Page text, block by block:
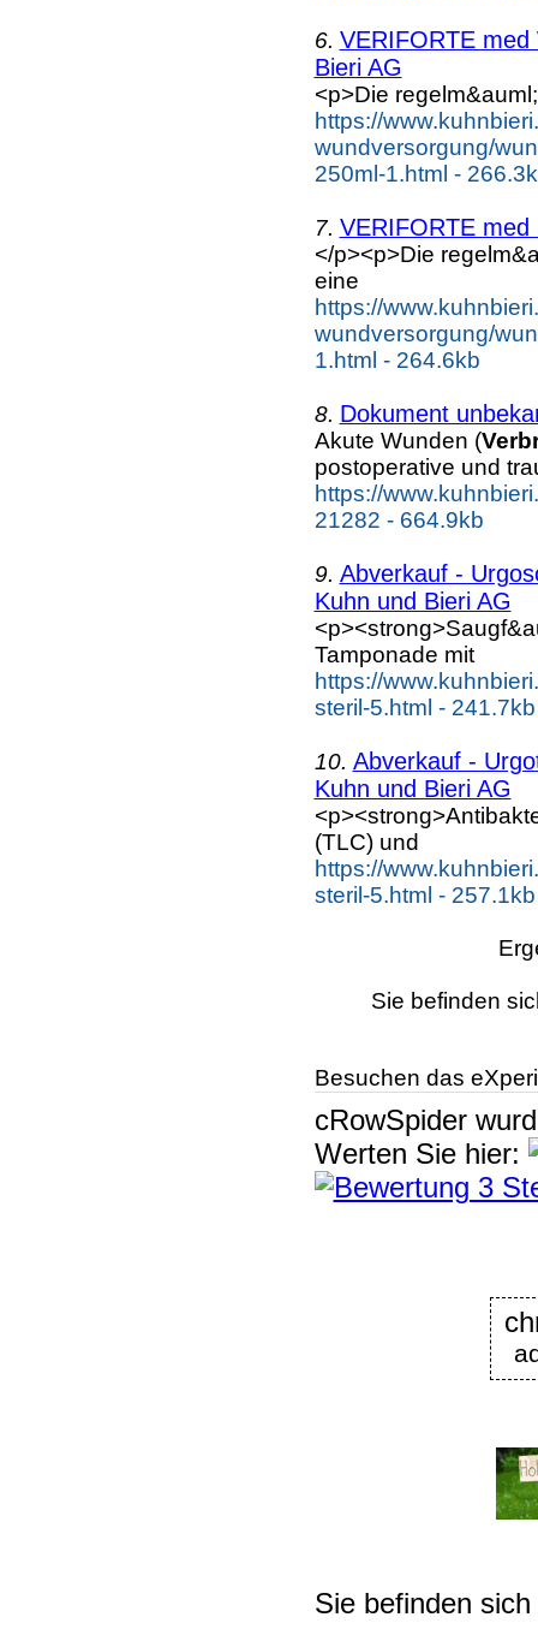
6. VERIFORTE
Bieri AG
<p>Die
https://
wundversorgung/
250ml-1.html -
7. VERIFORTE
</p><p>Die
eine
https://
wundversorgung/
1.html - 264.6kb
8. Dokument
Akute Wunden (
postoperative und
https://
21282 - 664.9kb
9. Abverkauf -
Kuhn und Bieri AG
Tamponade mit
https://
steril-5.html - 241.7kb
10. Abverkauf -
Kuhn und Bieri AG
(TLC) und
https://
steril-5.html - 257.1kb
Sie befinden
Besuchen das
cRowSpider
Werten Sie hier:
Sie befinden